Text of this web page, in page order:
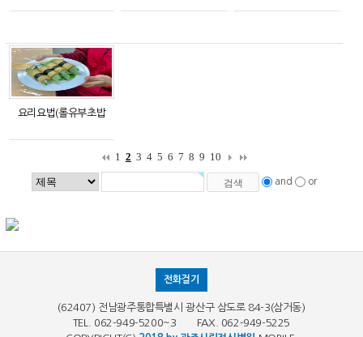
요리요법(롤유부초밥
1 2 3 4 5 6 7 8 9 10
and or
전화걸기
(62407) 전남광주통합특별시 광산구 삼도로 84-3(삼거동)
TEL. 062-949-5200~3 FAX. 062-949-5225